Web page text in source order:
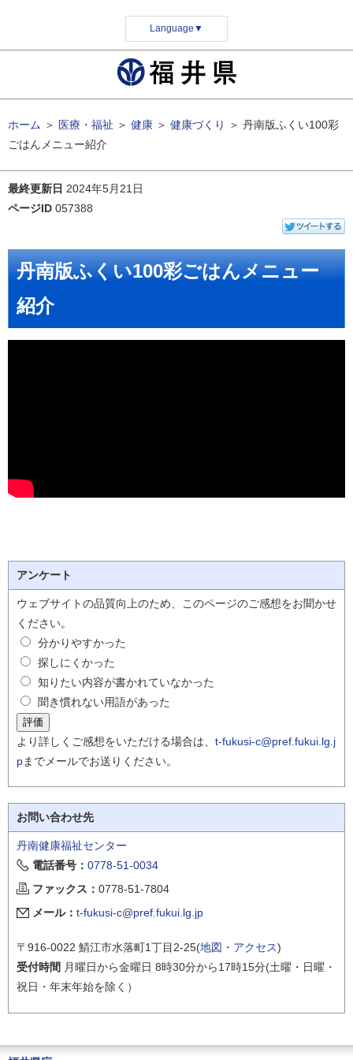
Language ▼
ホーム ＞ 医療・福祉 ＞ 健康 ＞ 健康づくり ＞ 丹南版ふくい100彩
ごはんメニュー紹介
最終更新日 2024年5月21日
ページID 057388
丹南版ふくい100彩ごはんメニュー
紹介
アンケート
ウェブサイトの品質向上のため、このページのご感想をお聞かせ
ください。
分かりやすかった
探しにくかった
知りたい内容が書かれていなかった
聞き慣れない用語があった
より詳しくご感想をいただける場合は、 t-fukusi-c@pref.fukui.lg.j
pまでメールでお送りください。
お問い合わせ先
丹南健康福祉センター
電話番号： 0778-51-0034
ファックス： 0778-51-7804
メール： t-fukusi-c@pref.fukui.lg.jp
〒916-0022 鯖江市水落町1丁目2-25(地図・アクセス)
受付時間 月曜日から金曜日 8時30分から17時15分(土曜・日曜・
祝日・年末年始を除く）